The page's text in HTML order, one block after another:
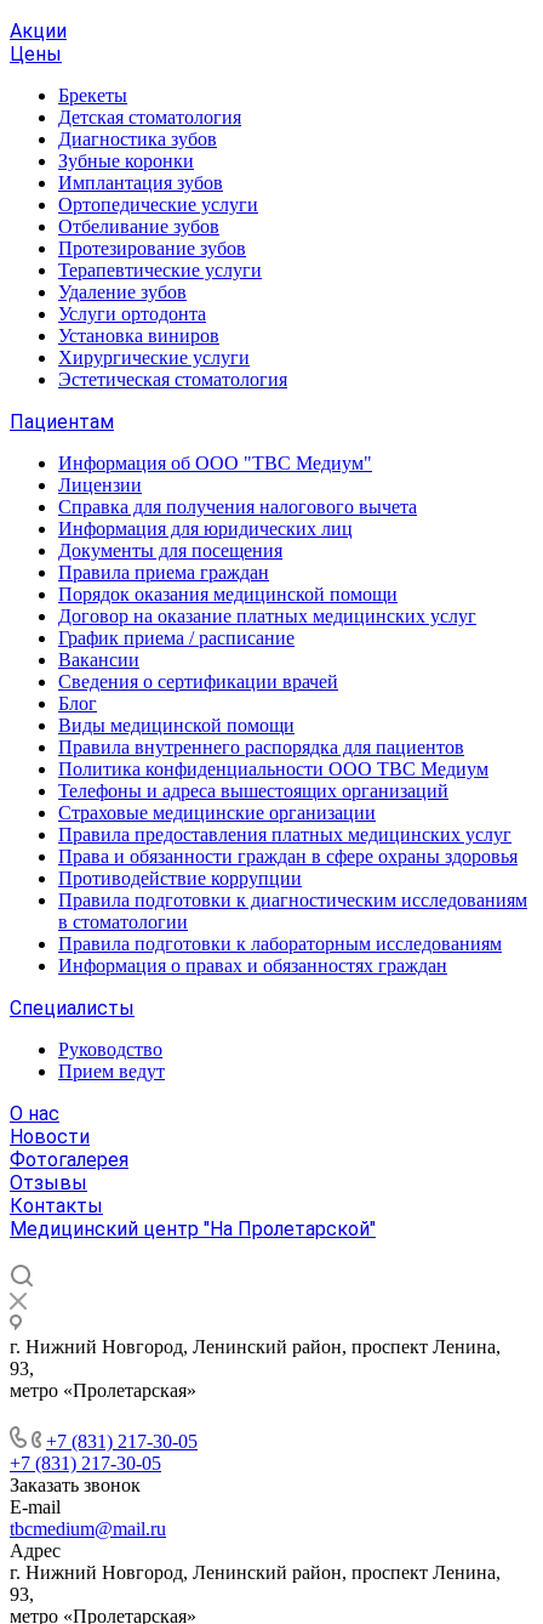
Акции
Цены
Брекеты
Детская стоматология
Диагностика зубов
Зубные коронки
Имплантация зубов
Ортопедические услуги
Отбеливание зубов
Протезирование зубов
Терапевтические услуги
Удаление зубов
Услуги ортодонта
Установка виниров
Хирургические услуги
Эстетическая стоматология
Пациентам
Информация об ООО "ТВС Медиум"
Лицензии
Справка для получения налогового вычета
Информация для юридических лиц
Документы для посещения
Правила приема граждан
Порядок оказания медицинской помощи
Договор на оказание платных медицинских услуг
График приема / расписание
Вакансии
Сведения о сертификации врачей
Блог
Виды медицинской помощи
Правила внутреннего распорядка для пациентов
Политика конфиденциальности ООО ТВС Медиум
Телефоны и адреса вышестоящих организаций
Страховые медицинские организации
Правила предоставления платных медицинских услуг
Права и обязанности граждан в сфере охраны здоровья
Противодействие коррупции
Правила подготовки к диагностическим исследованиям
в стоматологии
Правила подготовки к лабораторным исследованиям
Информация о правах и обязанностях граждан
Специалисты
Руководство
Прием ведут
О нас
Новости
Фотогалерея
Отзывы
Контакты
Медицинский центр "На Пролетарской"
г. Нижний Новгород, Ленинский район, проспект Ленина,
93,
метро «Пролетарская»
+7 (831) 217-30-05
+7 (831) 217-30-05
Заказать звонок
E-mail
tbcmedium@mail.ru
Адрес
г. Нижний Новгород, Ленинский район, проспект Ленина,
93,
метро «Пролетарская»